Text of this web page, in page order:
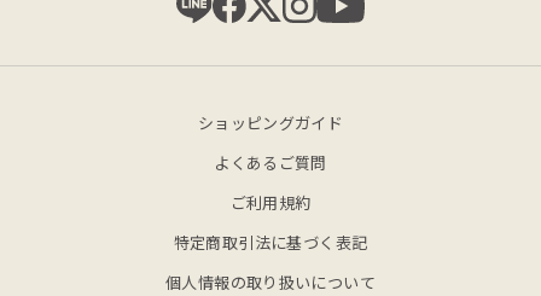
ショッピングガイド
よくあるご質問
ご利用規約
特定商取引法に基づく表記
個人情報の取り扱いについて